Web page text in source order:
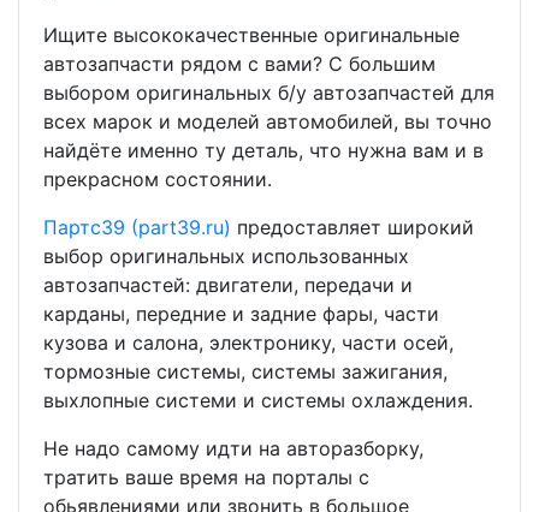
Ищите высококачественные оригинальные
автозапчасти рядом с вами? С большим
выбором оригинальных б/у автозапчастей для
всех марок и моделей автомобилей, вы точно
найдёте именно ту деталь, что нужна вам и в
прекрасном состоянии.
Партс39 (part39.ru) предоставляет широкий
выбор оригинальных использованных
автозапчастей: двигатели, передачи и
карданы, передние и задние фары, части
кузова и салона, электронику, части осей,
тормозные системы, системы зажигания,
выхлопные системи и системы охлаждения.
Не надо самому идти на авторазборку,
тратить ваше время на порталы с
обьявлениями или звонить в большое